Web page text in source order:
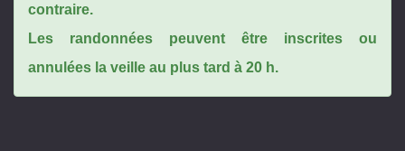
contraire.
Les randonnées peuvent être inscrites ou
annulées la veille au plus tard à 20 h.